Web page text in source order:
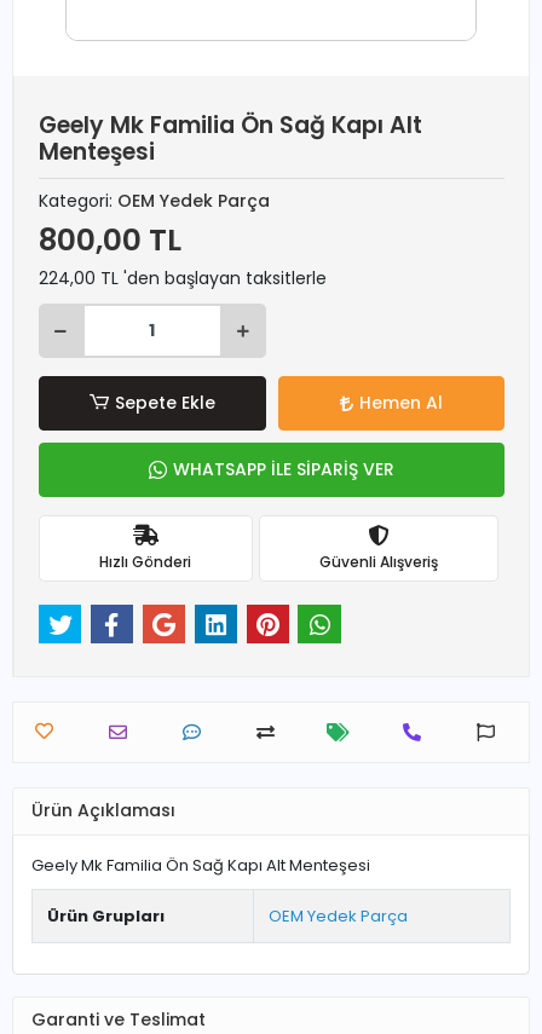
Geely Mk Familia Ön Sağ Kapı Alt
Menteşesi
Kategori: OEM Yedek Parça
800,00 TL
224,00 TL 'den başlayan taksitlerle
Sepete Ekle Hemen Al
WHATSAPP İLE SİPARİŞ VER
Hızlı Gönderi Güvenli Alışveriş
Ürün Açıklaması
Geely Mk Familia Ön Sağ Kapı Alt Menteşesi
Ürün Grupları OEM Yedek Parça
Garanti ve Teslimat